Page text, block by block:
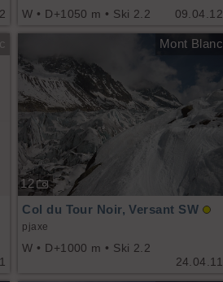
09.04.12
W • D+1050 m • Ski 2.2
Mont Blanc
12
24.04.11
Col du Tour Noir, Versant SW
pjaxe
W • D+1000 m • Ski 2.2